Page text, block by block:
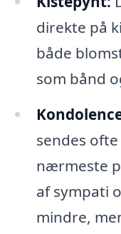
direkte på
både
som bånd
sendes
nærmeste
af sympati
mindre,